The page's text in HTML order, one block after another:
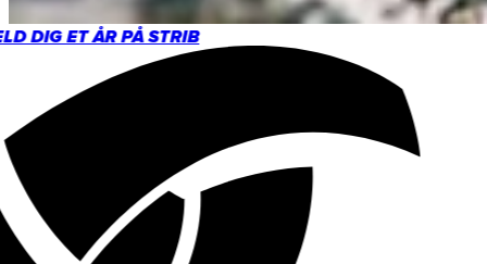
DIG ET ÅR PÅ STRIB